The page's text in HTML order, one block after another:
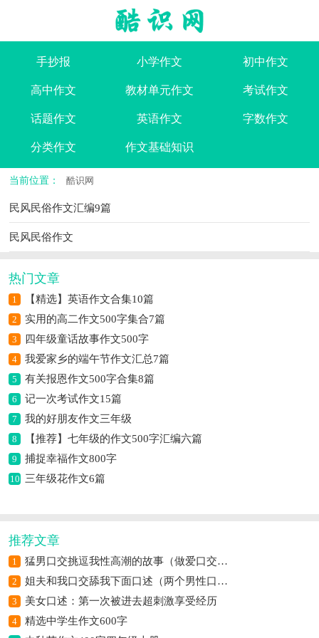
手抄报 小学作文 初中作文
高中作文 教材单元作文 考试作文
话题作文 英语作文 字数作文
分类作文 作文基础知识
当前位置： 酷识网
民风民俗作文汇编9篇
民风民俗作文
热门文章
1 【精选】英语作文合集10篇
2 实用的高二作文500字集合7篇
3 四年级童话故事作文500字
4 我爱家乡的端午节作文汇总7篇
5 有关报恩作文500字合集8篇
6 记一次考试作文15篇
7 我的好朋友作文三年级
8 【推荐】七年级的作文500字汇编六篇
9 捕捉幸福作文800字
10 三年级花作文6篇
推荐文章
1 猛男口交挑逗我性高潮的故事（做爱口交自摸高潮过程）
2 姐夫和我口交舔我下面口述（两个男性口交）
3 美女口述：第一次被进去超刺激享受经历
4 精选中学生作文600字